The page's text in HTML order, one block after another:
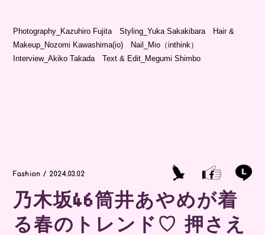
Photography_Kazuhiro Fujita Styling_Yuka Sakakibara Hair &
Makeup_Nozomi Kawashima(io) Nail_Mio（inthink）
Interview_Akiko Takada Text & Edit_Megumi Shimbo
Fashion / 2024.03.02
乃木坂46筒井あやめが着
る春のトレンド♡ 押さえ